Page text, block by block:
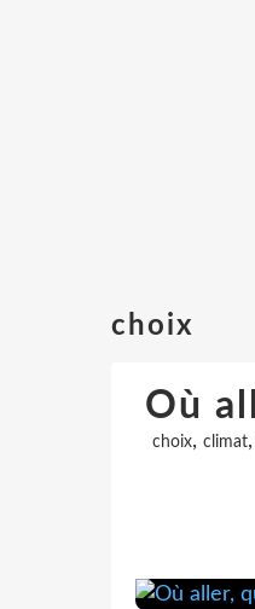
choix
Où
choix, climat,